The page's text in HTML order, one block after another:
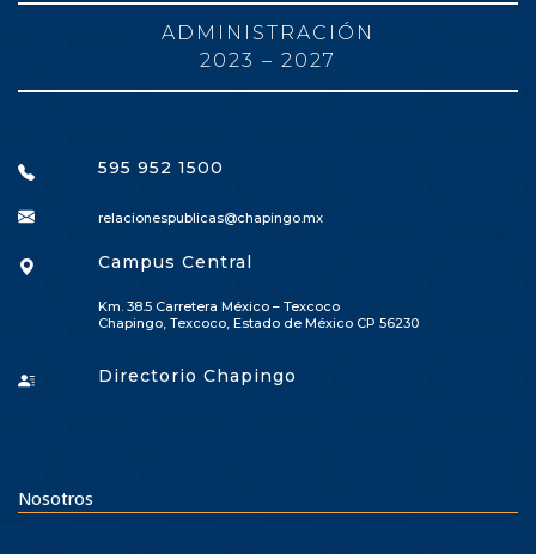
ADMINISTRACIÓN
2023 – 2027
595 952 1500
relacionespublicas@chapingo.mx
Campus Central
Km. 38.5 Carretera México – Texcoco
Chapingo, Texcoco, Estado de México CP 56230
Directorio Chapingo
Nosotros